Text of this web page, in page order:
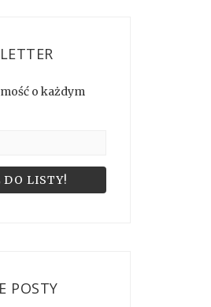
o każdym
POSTY